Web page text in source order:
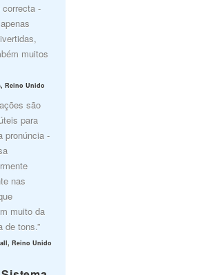
-
muitos
Reino Unido
são
para
pronúncia -
nas
muito da
de tons.”
Reino Unido